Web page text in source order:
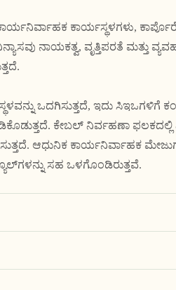
ಕಾರ್ಯಸ್ಥಳಗಳು,
ನಾಯಕತ್ವ, ವೃತ್ತಿಪರತೆ ಮತ್ತು
ಒದಗಿಸುತ್ತದೆ, ಇದು ಸಿಇಒಗಳಿಗೆ
ಕೇಬಲ್ ನಿರ್ವಹಣಾ
ಆಧುನಿಕ ಕಾರ್ಯನಿರ್ವಾಹಕ
ಸಹ ಒಳಗೊಂಡಿರುತ್ತವೆ.